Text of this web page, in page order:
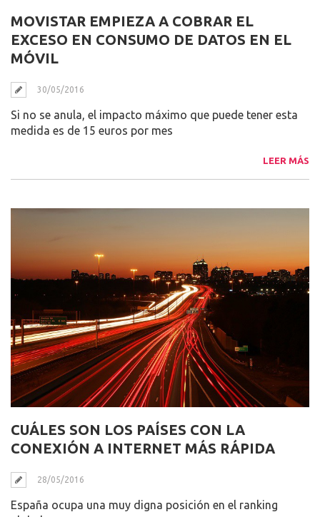
MOVISTAR EMPIEZA A COBRAR EL
EXCESO EN CONSUMO DE DATOS EN EL
MÓVIL
30/05/2016
Si no se anula, el impacto máximo que puede tener esta
medida es de 15 euros por mes
LEER MÁS
CUÁLES SON LOS PAÍSES CON LA
CONEXIÓN A INTERNET MÁS RÁPIDA
28/05/2016
España ocupa una muy digna posición en el ranking